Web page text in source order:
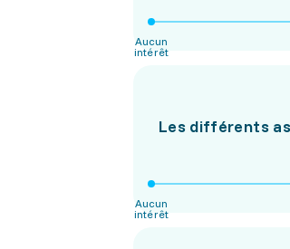
Aucun
intérêt
Les différents
Aucun
intérêt